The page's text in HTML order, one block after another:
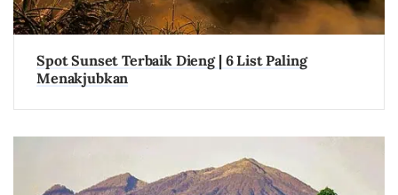
Spot Sunset Terbaik Dieng | 6 List Paling
Menakjubkan